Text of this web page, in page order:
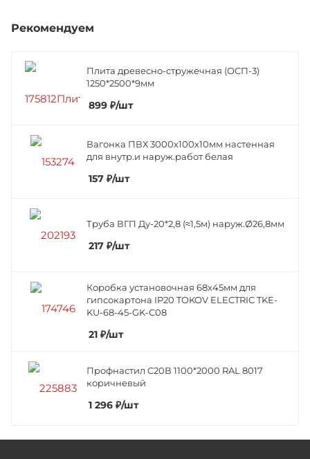
Рекомендуем
Плита древесно-стружечная (ОСП-3)
1250*2500*9мм
899 ₽/шт
Вагонка ПВХ 3000х100х10мм настенная
для внутр.и наруж.работ белая
157 ₽/шт
Труба ВГП Ду-20*2,8 (≈1,5м) наруж.Ø26,8мм
217 ₽/шт
Коробка установочная 68х45мм для
гипсокартона IP20 TOKOV ELECTRIC TKE-
KU-68-45-GK-C08
21 ₽/шт
Профнастил C20В 1100*2000 RAL 8017
коричневый
1 296 ₽/шт